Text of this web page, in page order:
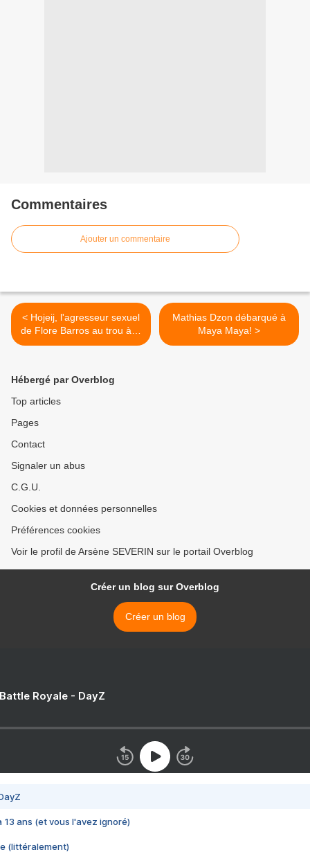
Commentaires
Ajouter un commentaire
< Hojeij, l'agresseur sexuel
de Flore Barros au trou à la
DGST
Mathias Dzon débarqué à
Maya Maya! >
Hébergé par Overblog
Top articles
Pages
Contact
Signaler un abus
C.G.U.
Cookies et données personnelles
Préférences cookies
Voir le profil de Arsène SEVERIN sur le portail Overblog
Créer un blog sur Overblog
Créer un blog
Royale - DayZ
13 ans (et vous l'avez ignoré)
(littéralement)